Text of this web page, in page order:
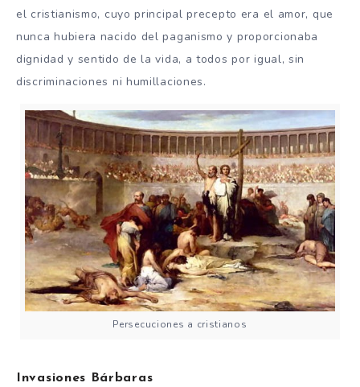
el cristianismo, cuyo principal precepto era el amor, que
nunca hubiera nacido del paganismo y proporcionaba
dignidad y sentido de la vida, a todos por igual, sin
discriminaciones ni humillaciones.
Persecuciones a cristianos
Invasiones Bárbaras